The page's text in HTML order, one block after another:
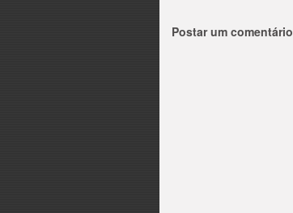
Postar um comentário